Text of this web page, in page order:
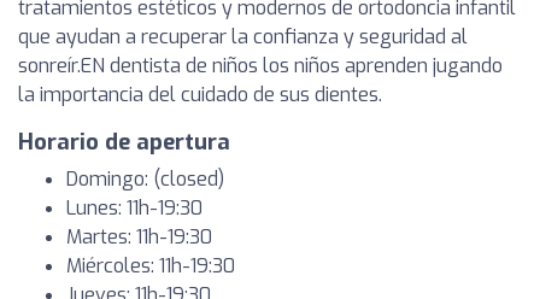
tratamientos estéticos y modernos de ortodoncia infantil
que ayudan a recuperar la confianza y seguridad al
sonreír.EN dentista de niños los niños aprenden jugando
la importancia del cuidado de sus dientes.
Horario de apertura
Domingo: (closed)
Lunes: 11h-19:30
Martes: 11h-19:30
Miércoles: 11h-19:30